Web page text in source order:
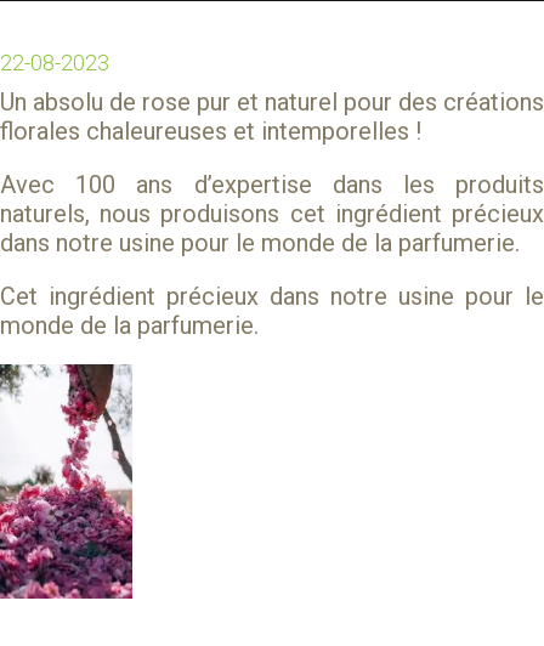
22-08-2023
Un absolu de rose pur et naturel pour des créations
florales chaleureuses et intemporelles !
Avec 100 ans d’expertise dans les produits
naturels, nous produisons cet ingrédient précieux
dans notre usine pour le monde de la parfumerie.
Cet ingrédient précieux dans notre usine pour le
monde de la parfumerie.